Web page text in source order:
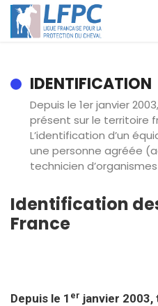
IDENTIFICATION
Depuis le 1er janvier
présent sur le territoire
L’identification d’un
une personne agréée
technicien
Identification
France
Depuis le 1 er janvier